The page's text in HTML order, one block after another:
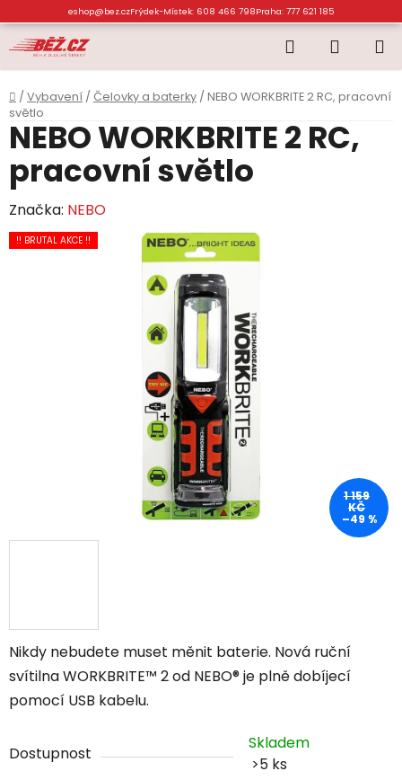
na
obsah
eshop@bez.czFrýdek-Místek: 608 466 798Praha: 777 621 185
Hledat
KOŠÍK
Domů
/ Vybavení / Čelovky a baterky / NEBO WORKBRITE 2 RC, pracovní
světlo
Nikdy nebudete muset měnit baterie. Nová ruční
svítilna WORKBRITE™ 2 od NEBO® je plně dobíjecí
pomocí USB kabelu.
Dostupnost
Skladem
>5 ks
NEBO WORKBRITE 2 RC,
pracovní světlo
Značka: NEBO
!! BRUTAL AKCE !!
1 159
KČ
–49 %